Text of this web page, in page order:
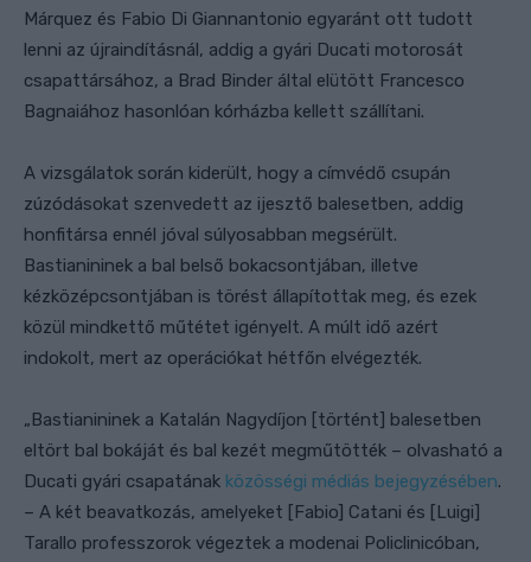
Márquez és Fabio Di Giannantonio egyaránt ott tudott
lenni az újraindításnál, addig a gyári Ducati motorosát
csapattársához, a Brad Binder által elütött Francesco
Bagnaiához hasonlóan kórházba kellett szállítani.
A vizsgálatok során kiderült, hogy a címvédő csupán
zúzódásokat szenvedett az ijesztő balesetben, addig
honfitársa ennél jóval súlyosabban megsérült.
Bastianininek a bal belső bokacsontjában, illetve
kézközépcsontjában is törést állapítottak meg, és ezek
közül mindkettő műtétet igényelt. A múlt idő azért
indokolt, mert az operációkat hétfőn elvégezték.
„Bastianininek a Katalán Nagydíjon [történt] balesetben
eltört bal bokáját és bal kezét megműtötték – olvasható a
Ducati gyári csapatának közösségi médiás bejegyzésében.
– A két beavatkozás, amelyeket [Fabio] Catani és [Luigi]
Tarallo professzorok végeztek a modenai Policlinicóban,